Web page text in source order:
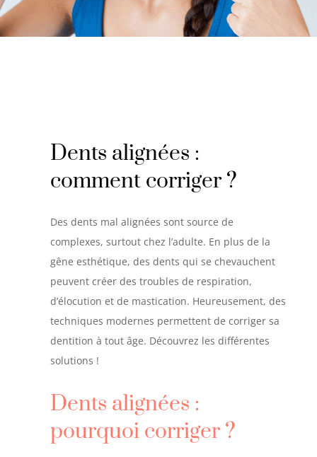
Dents alignées :
comment corriger ?
Des dents mal alignées sont source de
complexes, surtout chez l’adulte. En plus de la
gêne esthétique, des dents qui se chevauchent
peuvent créer des troubles de respiration,
d’élocution et de mastication. Heureusement, des
techniques modernes permettent de corriger sa
dentition à tout âge. Découvrez les différentes
solutions !
Dents alignées :
pourquoi corriger ?